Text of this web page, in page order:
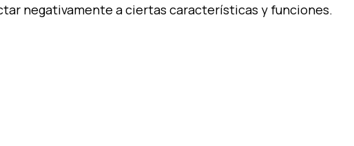
negativamente a ciertas características y funciones.